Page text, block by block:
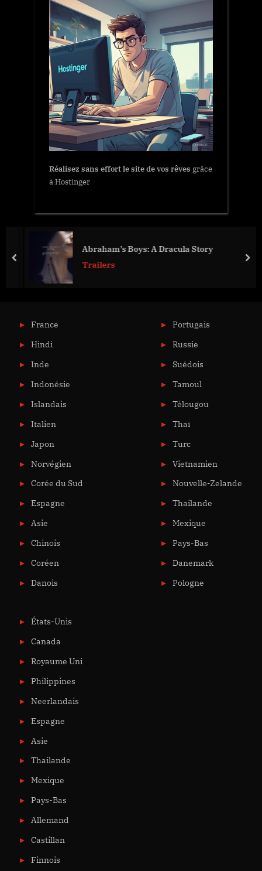
Réalisez sans effort le site de vos rêves grâce
à Hostinger
Abraham’s Boys: A Dracula Story
Trailers
prev
France
Hindi
Inde
Indonésie
Islandais
Italien
Japon
Norvégien
Corée du Sud
Espagne
Asie
Chinois
Coréen
Danois
Portugais
Russie
Suédois
Tamoul
Télougou
Thaï
Turc
Vietnamien
Nouvelle-Zelande
Thailande
Mexique
Pays-Bas
Danemark
Pologne
États-Unis
Canada
Royaume Uni
Philippines
Neerlandais
Espagne
Asie
Thailande
Mexique
Pays-Bas
Allemand
Castillan
Finnois